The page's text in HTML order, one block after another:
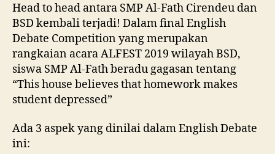
Head to head antara SMP Al-Fath Cirendeu dan
BSD kembali terjadi! Dalam final English
Debate Competition yang merupakan
rangkaian acara ALFEST 2019 wilayah BSD,
siswa SMP Al-Fath beradu gagasan tentang
“This house believes that homework makes
student depressed”
Ada 3 aspek yang dinilai dalam English Debate
ini: